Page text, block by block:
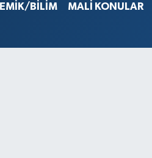
G.ALTIN
BİLİM MALİ KONULAR